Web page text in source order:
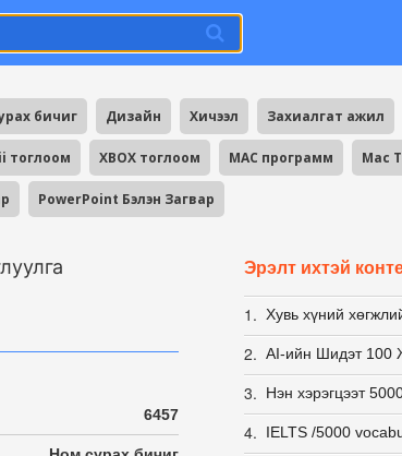
бичиг Дизайн Хичээл Захиалгат ажил
тоглоом XBOX тоглоом MAC программ Mac
PowerPoint Бэлэн Загвар
6457
Эрэлт ихтэй
1.
2.
3. Нэн хэрэгцээт 5000
4. IELTS /5000